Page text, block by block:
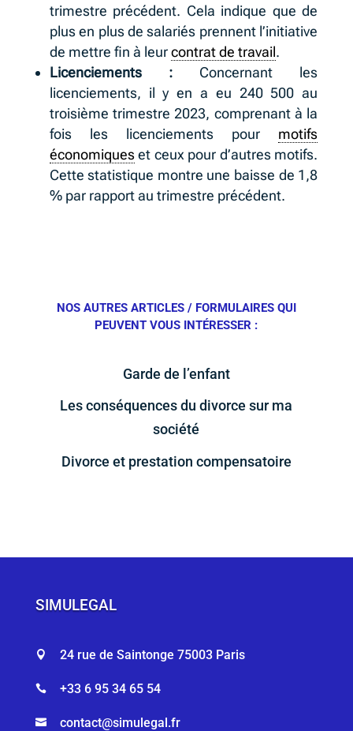
trimestre précédent. Cela indique que de
plus en plus de salariés prennent l’initiative
de mettre fin à leurcontrat de travail.
Licenciements :Concernant les
licenciements, il y en a eu 240 500 au
troisième trimestre 2023, comprenant à la
fois les licenciements pour motifs
économiqueset ceux pour d’autres motifs.
Cette statistique montre une baisse de 1,8
% par rapport au trimestre précédent.
NOS AUTRES ARTICLES / FORMULAIRES QUI
PEUVENT VOUS INTÉRESSER :
Garde de l’enfant
Les conséquences du divorce sur ma
société
Divorce et prestation compensatoire
SIMULEGAL
 24 rue de Saintonge 75003 Paris
 +33 6 95 34 65 54
 contact@simulegal.fr